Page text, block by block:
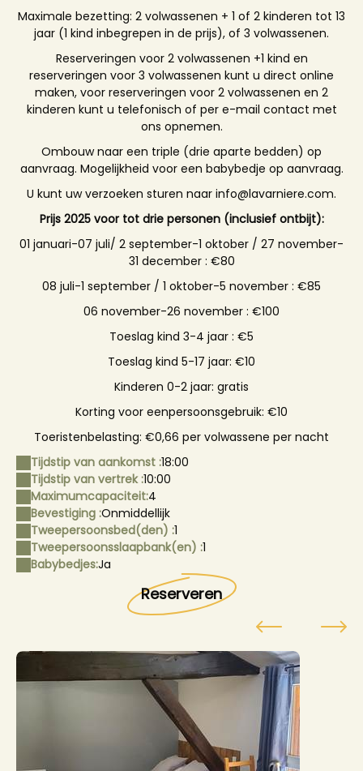
Maximale bezetting: 2 volwassenen + 1 of 2 kinderen tot 13
jaar (1 kind inbegrepen in de prijs), of 3 volwassenen.
Reserveringen voor 2 volwassenen +1 kind en
reserveringen voor 3 volwassenen kunt u direct online
maken, voor reserveringen voor 2 volwassenen en 2
kinderen kunt u telefonisch of per e-mail contact met
ons opnemen.
Ombouw naar een triple (drie aparte bedden) op
aanvraag. Mogelijkheid voor een babybedje op aanvraag.
U kunt uw verzoeken sturen naar info@lavarniere.com.
Prijs 2025 voor tot drie personen (inclusief ontbijt):
01 januari-07 juli/ 2 september-1 oktober / 27 november-
31 december : €80
08 juli-1 september / 1 oktober-5 november : €85
06 november-26 november : €100
Toeslag kind 3-4 jaar : €5
Toeslag kind 5-17 jaar: €10
Kinderen 0-2 jaar: gratis
Korting voor eenpersoonsgebruik: €10
Toeristenbelasting: €0,66 per volwassene per nacht
Tijdstip van aankomst :18:00
Tijdstip van vertrek :10:00
Maximumcapaciteit:4
Bevestiging :Onmiddellijk
Tweepersoonsbed(den) :1
Tweepersoonsslaapbank(en) :1
Babybedjes:Ja
Reserveren